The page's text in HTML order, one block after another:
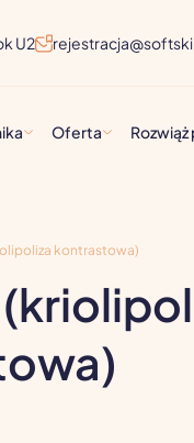
U2
Oferta
kontrastowa)